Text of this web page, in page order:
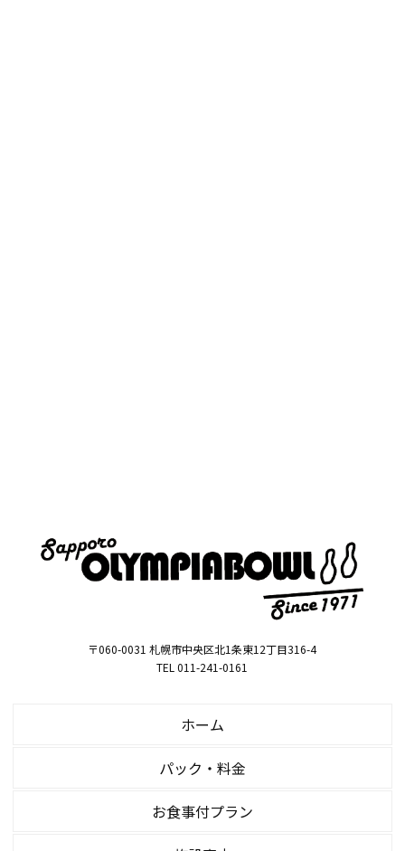
〒060-0031 札幌市中央区北1条東12丁目316-4
TEL 011-241-0161
ホーム
パック・料金
お食事付プラン